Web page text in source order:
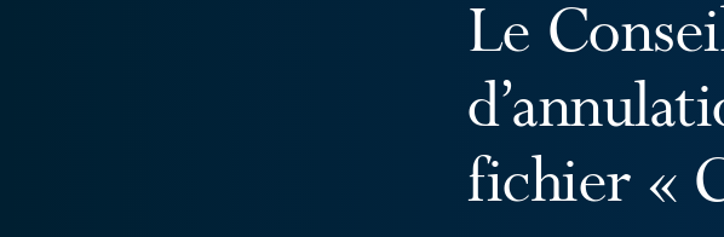
Le
fichier «